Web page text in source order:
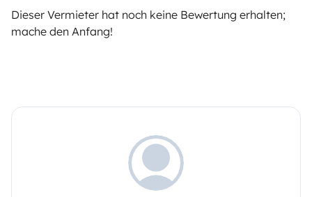
Dieser Vermieter hat noch keine Bewertung erhalten;
mache den Anfang!